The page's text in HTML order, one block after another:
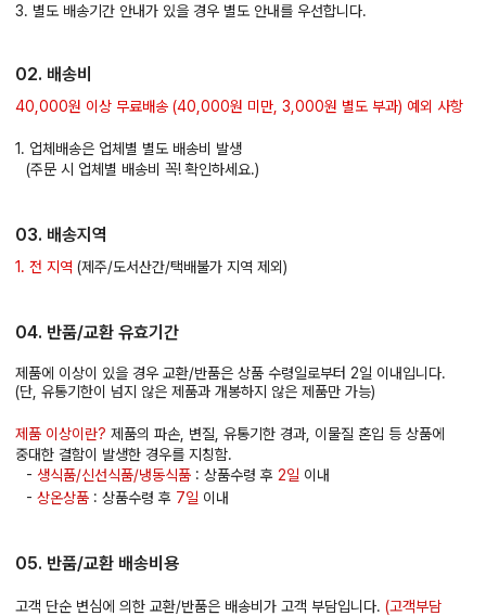
3. 별도 배송기간 안내가 있을 경우 별도 안내를 우선합니다.
02. 배송비
40,000원 이상 무료배송 (40,000원 미만, 3,000원 별도 부과) 예외 사항
1. 업체배송은 업체별 별도 배송비 발생
(주문 시 업체별 배송비 꼭! 확인하세요.)
03. 배송지역
1. 전 지역 (제주/도서산간/택배불가 지역 제외)
04. 반품/교환 유효기간
제품에 이상이 있을 경우 교환/반품은 상품 수령일로부터 2일 이내입니다.
(단, 유통기한이 넘지 않은 제품과 개봉하지 않은 제품만 가능)
제품 이상이란? 제품의 파손, 변질, 유통기한 경과, 이물질 혼입 등 상품에
중대한 결함이 발생한 경우를 지칭함.
- 생식품/신선식품/냉동식품 : 상품수령 후 2일 이내
- 상온상품 : 상품수령 후 7일 이내
05. 반품/교환 배송비용
고객 단순 변심에 의한 교환/반품은 배송비가 고객 부담입니다. (고객부담